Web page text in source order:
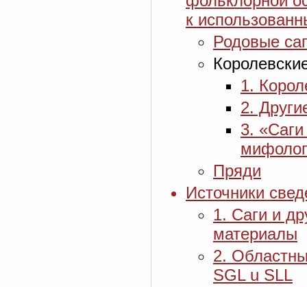
к
Родовые
1.
2.
3.
Пряди
Источники
1. Саги и
материалы
2.
SGL u SLL